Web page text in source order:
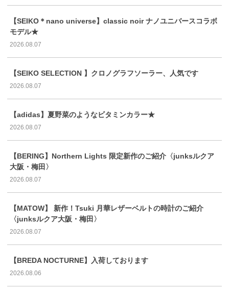
【SEIKO＊nano universe】classic noir ナノユニバースコラボ
モデル★
2026.08.07
【SEIKO SELECTION 】クロノグラフソーラー、人気です
2026.08.07
【adidas】夏野菜のようなビタミンカラー★
2026.08.07
【BERING】Northern Lights 限定新作のご紹介〈junksルクア
大阪・梅田〉
2026.08.07
【MATOW】 新作！Tsuki 月華レザーベルトの時計のご紹介
〈junksルクア大阪・梅田〉
2026.08.07
【BREDA NOCTURNE】入荷しております
2026.08.06